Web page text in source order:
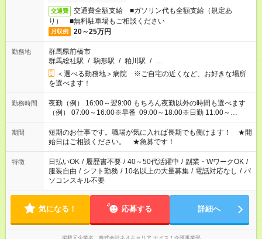
交通費
交通費全額支給 ■ガソリン代も全額支給（規定あ
り） ■無料駐車場もご相談ください
月収例 20～25万円
勤務地
群馬県前橋市
群馬総社駅 / 駒形駅 / 粕川駅 / …
＜選べる勤務地＞病院 ※ご自宅の近くなど、お好きな場所
を選べます！
勤務時間
夜勤（例） 16:00～翌9:00 もちろん夜勤以外の時間も選べます
（例） 07:00～16:00※早番 09:00～18:00※日勤 11:00～
20:00※遅番 ※時間は、固定・選べる施設もあるので、ご希望が
あれば調整できます！ ※シフト制。勤務地により実働時間が異
なります。★家庭の都合でお休みが必要な場合も遠慮なくご相談
ください。
期間
短期のお仕事です。職場が気に入れば長期でも働けます！ ★開
始日はご相談ください。 ★急募です！
特徴 日払いOK / 履歴書不要 / 40～50代活躍中 / 副業・WワークOK /
服装自由 / シフト勤務 / 10名以上の大量募集 / 電話対応なし / パ
ソコンスキル不要
気になる！ 応募する 詳細へ
掲載元企業名 株式会社ネオキャリア ナイス！介護事業部